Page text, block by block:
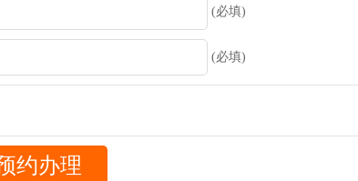
(必填)
(必填)